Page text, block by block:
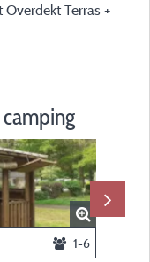
Terras +
1-6